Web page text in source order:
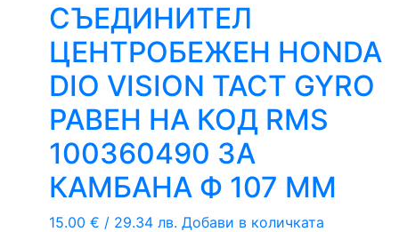
СЪЕДИНИТЕЛ
ЦЕНТРОБЕЖЕН HONDA
DIO VISION TACT GYRO
РАВЕН НА КОД RMS
100360490 ЗА
КАМБАНА Ф 107 ММ
15.00 € / 29.34 лв. Добави в количката